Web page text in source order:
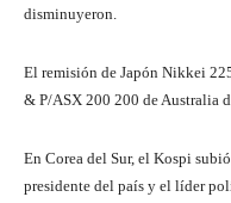
disminuyeron.
El remisión de Japón Nikkei
& P/ASX 200 200 de Australia
En Corea del Sur, el Kospi
presidente del país y el líder